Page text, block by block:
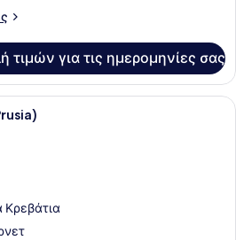
τιμών για τις ημερομηνίες σας
Ένας σκεπαστός εξωτερικός
Κρεβάτια